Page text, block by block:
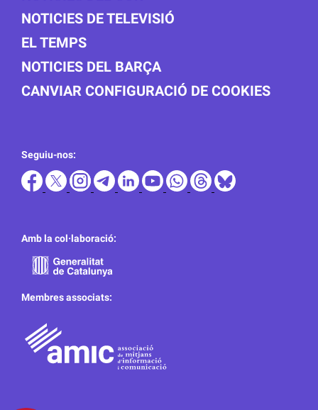
NOTICIES DE TELEVISIÓ
EL TEMPS
NOTICIES DEL BARÇA
CANVIAR CONFIGURACIÓ DE COOKIES
Seguiu-nos:
Amb la col·laboració:
Membres associats: